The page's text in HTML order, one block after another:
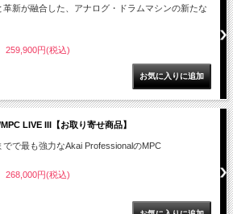
革新が融合した、アナログ・ドラムマシンの新たな
259,900円(税込)
LIVE III【お取り寄せ商品】
でで最も強力なAkai ProfessionalのMPC
268,000円(税込)